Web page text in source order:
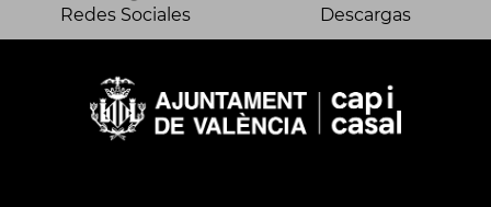
Redes Sociales Descargas